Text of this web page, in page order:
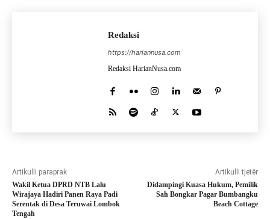
Redaksi
https://hariannusa.com
Redaksi HarianNusa.com
Artikulli paraprak
Wakil Ketua DPRD NTB Lalu
Wirajaya Hadiri Panen Raya Padi
Serentak di Desa Teruwai Lombok
Tengah
Artikulli tjetër
Didampingi Kuasa Hukum, Pemilik
Sah Bongkar Pagar Bumbangku
Beach Cottage